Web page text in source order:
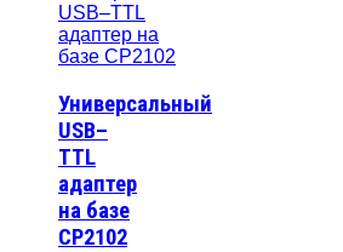
Универсальный
USB–
TTL
адаптер
на базе
CP2102